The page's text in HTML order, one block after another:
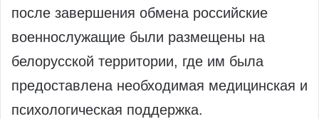
после завершения обмена российские
военнослужащие были размещены на
белорусской территории, где им была
предоставлена необходимая медицинская и
психологическая поддержка.